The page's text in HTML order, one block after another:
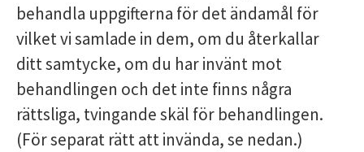
behandla uppgifterna för det ändamål för
vilket vi samlade in dem, om du återkallar
ditt samtycke, om du har invänt mot
behandlingen och det inte finns några
rättsliga, tvingande skäl för behandlingen.
(För separat rätt att invända, se nedan.)